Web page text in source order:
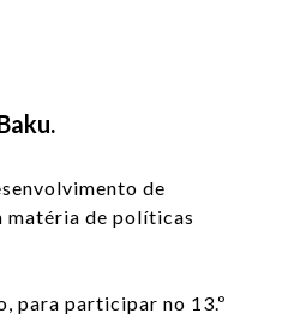
de
matéria de políticas
para participar no 13.º